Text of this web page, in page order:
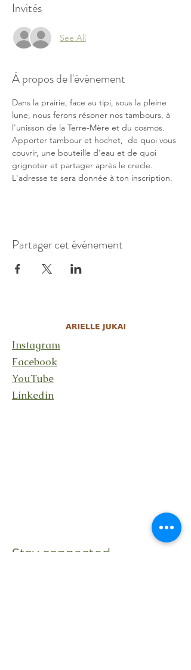
Invités
See All
À propos de l'événement
Dans la prairie, face au tipi, sous la pleine
lune, nous ferons résoner nos tambours, à
l'unisson de la Terre-Mère et du cosmos.
Apporter tambour et hochet,  de quoi vous
couvrir, une bouteille d'eau et de quoi
grignoter et partager après le crecle.
L'adresse te sera donnée à ton inscription.
Partager cet événement
Instagram
Facebook
YouTube
Linkedin
Stay connected